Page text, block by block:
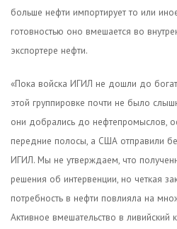
больше нефти импортирует то или
готовностью оно вмешается во
экспортере нефти.
«Пока войска ИГИЛ не дошли до
этой группировке почти не было
они добрались до нефтепромыслов,
передние полосы, а США отправили
ИГИЛ. Мы не утверждаем, что
решения об интервенции, но четкая
потребность в нефти повлияла на
Активное вмешательство в ливийский